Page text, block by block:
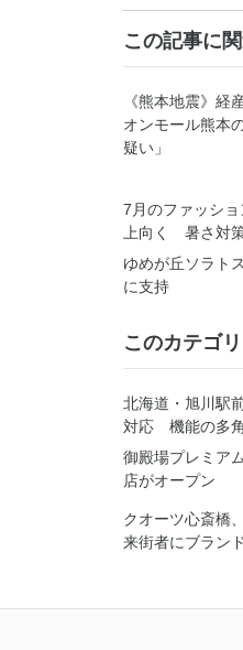
この記事に
《熊本地震》
オンモール熊本
疑い」
7月のファッシ
上向く 暑さ対
ゆめが丘ソラト
に支持
このカテゴ
北海道・旭川駅
対応 機能の多
御殿場プレミア
店がオープン
クオーツ心斎橋
来街者にブラン